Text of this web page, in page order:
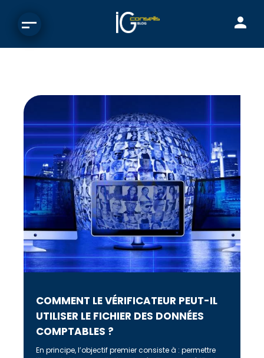
COMMENT LE VÉRIFICATEUR PEUT-IL
UTILISER LE FICHIER DES DONNÉES
COMPTABLES ?
En principe, l’objectif premier consiste à : permettre